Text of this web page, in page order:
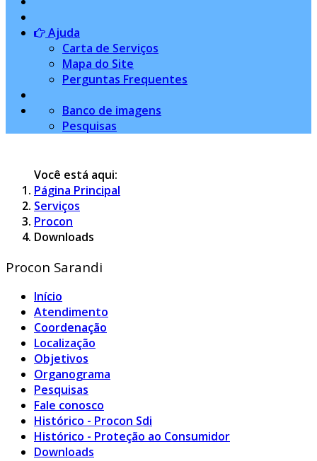
Ajuda
Carta de Serviços
Mapa do Site
Perguntas Frequentes
Banco de imagens
Pesquisas
Você está aqui:
Página Principal
Serviços
Procon
Downloads
Procon Sarandi
Início
Atendimento
Coordenação
Localização
Objetivos
Organograma
Pesquisas
Fale conosco
Histórico - Procon Sdi
Histórico - Proteção ao Consumidor
Downloads